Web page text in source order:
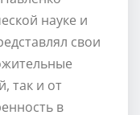
науке и
свои
так и от
в